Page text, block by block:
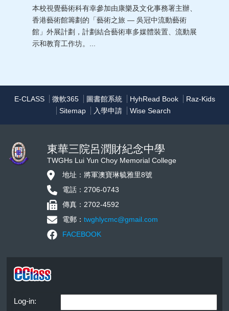
本校視覺藝術科有幸參加由康樂及文化事務署主辦、
香港藝術館籌劃的「藝術之旅 — 吳冠中流動藝術
館」外展計劃，計劃結合藝術車多媒體裝置、流動展
示和教育工作坊。...
E-CLASS 微軟365 圖書館系統 HyhRead Book
Raz-Kids
Sitemap
入學申請 Wise Search
東華三院呂潤財紀念中學
TWGHs Lui Yun Choy Memorial College
地址：將軍澳寶琳毓雅里8號
電話：2706-0743
傳真：2702-4592
電郵：twghlycmc@gmail.com
FACEBOOK
Log-in: